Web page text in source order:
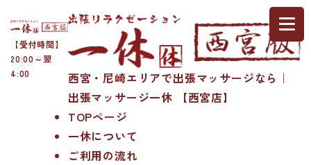
【受付時間】
20:00～翌
4:00
西宮・尼崎エリアで出張マッサージなら｜
出張マッサージ一休 【西宮店】
TOPページ
一休について
ご利用の流れ